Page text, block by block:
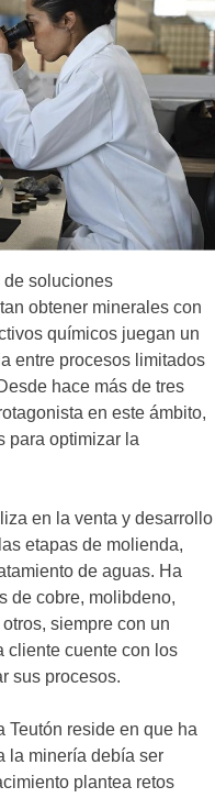
de soluciones
obtener minerales con
químicos juegan un
entre procesos limitados
hace más de tres
en este ámbito,
para optimizar la
en la venta y desarrollo
etapas de molienda,
de aguas. Ha
de cobre, molibdeno,
siempre con un
cliente cuente con los
sus procesos.
Teutón reside en que ha
la minería debía ser
plantea retos